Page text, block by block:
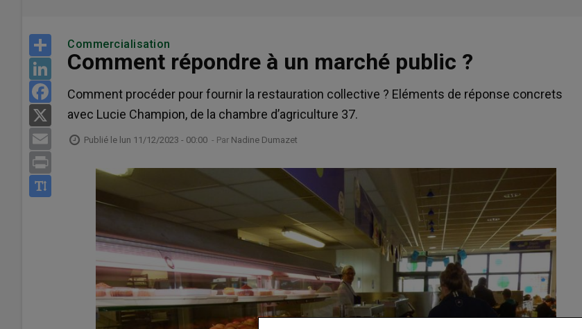
Share
LinkedIn
Facebook
Email
Commercialisation
Comment répondre à un marché public ?
Comment procéder pour fournir la restauration collective ? Eléments de réponse concrets
avec Lucie Champion, de la chambre d’agriculture 37.
Publié le lun 11/12/2023 - 00:00 - Par Nadine Dumazet